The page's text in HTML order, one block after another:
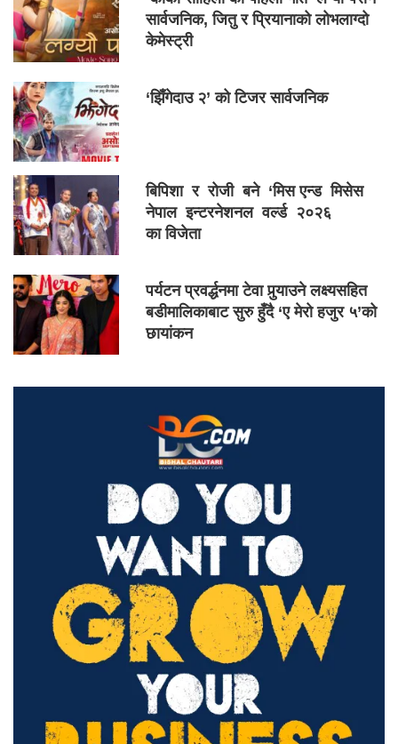
सार्वजनिक, जितु र प्रियानाको लोभलाग्दो
केमेस्ट्री
‘झिँगेदाउ २’ को टिजर सार्वजनिक
बिपिशा र रोजी बने ‘मिस एन्ड मिसेस
नेपाल इन्टरनेशनल वर्ल्ड २०२६
का विजेता
पर्यटन प्रवर्द्धनमा टेवा पुर्‍याउने लक्ष्यसहित
बडीमालिकाबाट सुरु हुँदै ‘ए मेरो हजुर ५’को
छायांकन